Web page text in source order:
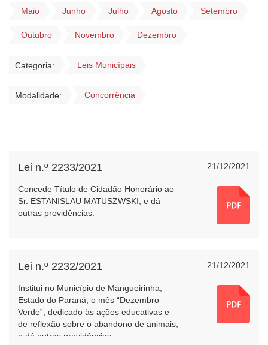
Maio Junho Julho Agosto Setembro
Outubro Novembro Dezembro
Categoria: Leis Municípais
Modalidade: Concorrência
21/12/2021
Lei n.º 2233/2021
Concede Título de Cidadão Honorário ao
Sr. ESTANISLAU MATUSZWSKI, e dá
outras providências.
21/12/2021
Lei n.º 2232/2021
Institui no Município de Mangueirinha,
Estado do Paraná, o mês “Dezembro
Verde”, dedicado às ações educativas e
de reflexão sobre o abandono de animais,
e dá outras providências.